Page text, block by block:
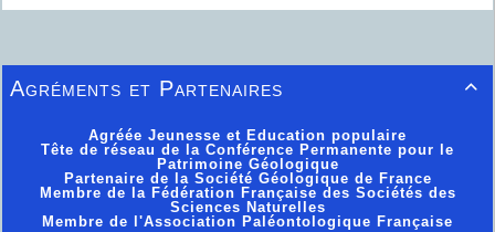

Agréments et Partenaires
Agréée Jeunesse et Education populaire
Tête de réseau de la Conférence Permanente pour le
Patrimoine Géologique
Partenaire de la Société Géologique de France
Membre de la Fédération Française des Sociétés des
Sciences Naturelles
Membre de l'Association Paléontologique Française